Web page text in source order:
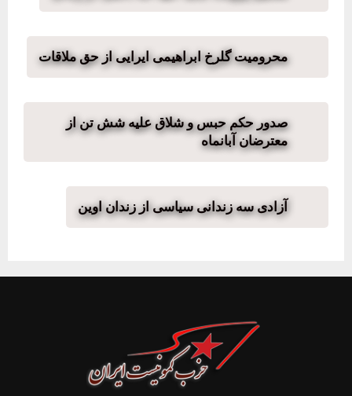
محرومیت گلرخ ابراهیمی ایرایی از حق ملاقات
صدور حکم حبس و شلاق علیه شش تن از
معترضان آبانماه
آزادی سه زندانی سیاسی از زندان اوین